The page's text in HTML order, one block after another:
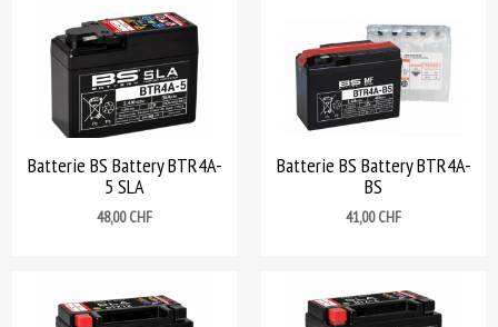
Batterie BS Battery BTR4A-
5 SLA
Prix
48,00 CHF
Batterie BS Battery BTR4A-
BS
Prix
41,00 CHF